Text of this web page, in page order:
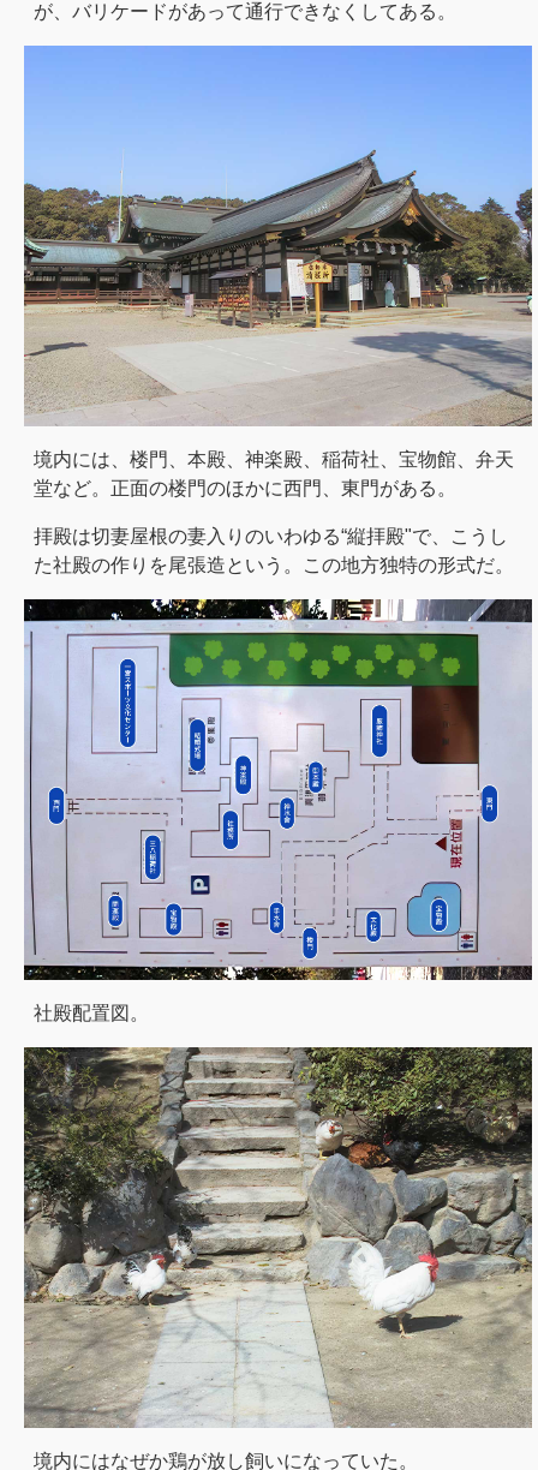
が、バリケードがあって通行できなくしてある。
境内には、楼門、本殿、神楽殿、稲荷社、宝物館、弁天
堂など。正面の楼門のほかに西門、東門がある。
拝殿は切妻屋根の妻入りのいわゆる“縦拝殿"で、こうし
た社殿の作りを尾張造という。この地方独特の形式だ。
社殿配置図。
境内にはなぜか鶏が放し飼いになっていた。